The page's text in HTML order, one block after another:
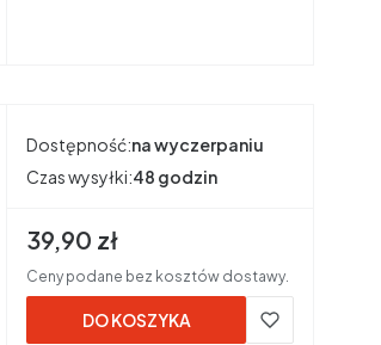
Dostępność:na wyczerpaniu
Czas wysyłki:48 godzin
Cena brutto
39,90 zł
Ceny podane bez kosztów dostawy.
DO KOSZYKA